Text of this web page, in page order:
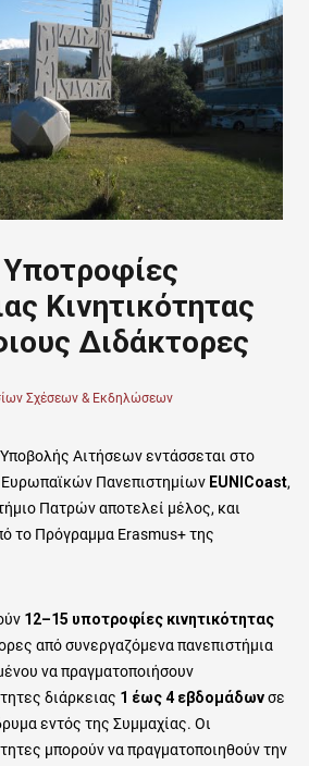
Κινητικότητας
Διδάκτορες
Σχέσεων & Εκδηλώσεων
Αιτήσεων εντάσσεται στο
Ευρωπαϊκών Πανεπιστημίων EUNICoast,
Πατρών αποτελεί μέλος, και
το Πρόγραμμα Erasmus+ της
12–15 υποτροφίες κινητικότητας
από συνεργαζόμενα πανεπιστήμια
να πραγματοποιήσουν
διάρκειας 1 έως 4 εβδομάδωνσε
εντός της Συμμαχίας. Οι
μπορούν να πραγματοποιηθούν την